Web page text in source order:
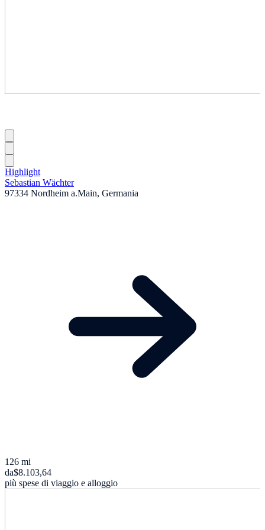
Highlight
Sebastian Wächter
97334 Nordheim a.Main, Germania
126 mi
da$8.103,64
più spese di viaggio e alloggio